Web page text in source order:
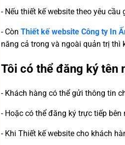
- Nếu thiết kế website theo yêu
- Còn Thiết kế website Công ty In
năng cả trong và ngoài quản trị thì
Tôi có thể đăng ký tên
- Khách hàng có thể gửi thông tin
- Hoặc có thể đăng ký trực tiếp
- Khi Thiết kế website cho khách